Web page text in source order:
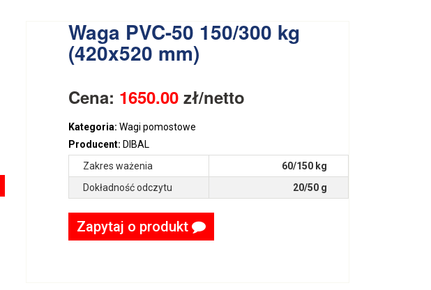
Waga PVC-50 150/300 kg
(420x520 mm)
Cena: 1650.00zł/netto
Kategoria: Wagi pomostowe
Producent: DIBAL
Zakres ważenia
60/150 kg
Dokładność odczytu
20/50 g
Zapytaj o produkt